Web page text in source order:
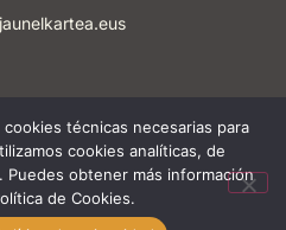
porMarta Baroja
técnicas necesarias para
cookies analíticas, de
obtener más información
de Cookies.